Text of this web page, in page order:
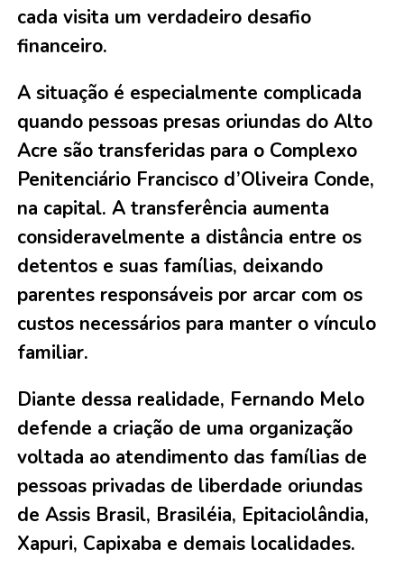
cada visita um verdadeiro desafio
financeiro.
A situação é especialmente complicada
quando pessoas presas oriundas do Alto
Acre são transferidas para o Complexo
Penitenciário Francisco d’Oliveira Conde,
na capital. A transferência aumenta
consideravelmente a distância entre os
detentos e suas famílias, deixando
parentes responsáveis por arcar com os
custos necessários para manter o vínculo
familiar.
Diante dessa realidade, Fernando Melo
defende a criação de uma organização
voltada ao atendimento das famílias de
pessoas privadas de liberdade oriundas
de Assis Brasil, Brasiléia, Epitaciolândia,
Xapuri, Capixaba e demais localidades.